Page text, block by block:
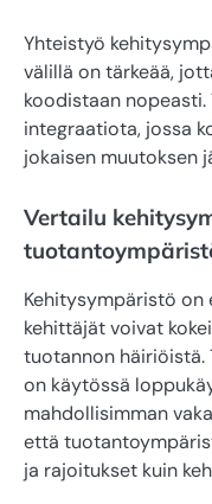
Yhteistyö
välillä on tärkeää,
koodistaan
integraatiota, jossa
jokaisen muutoksen
Vertailu
Kehitysympäristö
kehittäjät voivat
tuotannon
on käytössä
mahdollisimman
että
ja rajoitukset kuin